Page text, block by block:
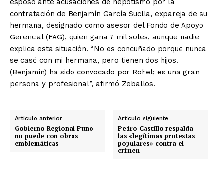
esposo ante acusaciones de nepotismo por la
contratación de Benjamín García Suclla, expareja de su
hermana, designado como asesor del Fondo de Apoyo
Gerencial (FAG), quien gana 7 mil soles, aunque nadie
explica esta situación. “No es concuñado porque nunca
se casó con mi hermana, pero tienen dos hijos.
(Benjamín) ha sido convocado por Rohel; es una gran
persona y profesional”, afirmó Zeballos.
Artículo anterior
Gobierno Regional Puno
no puede con obras
emblemáticas
Artículo siguiente
Pedro Castillo respalda
las «legítimas protestas
populares» contra el
crimen